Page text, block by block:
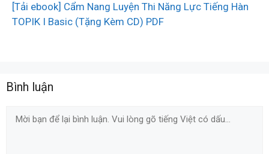
[Tải ebook] Cẩm Nang Luyện Thi Năng Lực Tiếng Hàn
TOPIK I Basic (Tặng Kèm CD) PDF
Bình luận
Comment